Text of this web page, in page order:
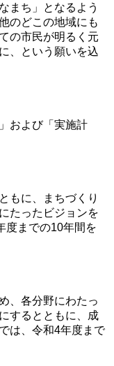
まち」となるよう
のどこの地域にも
の市民が明るく元
、という願いを込
および「実施計
もに、まちづくり
たったビジョンを
度までの10年間を
、各分野にわたっ
するとともに、成
は、令和4年度まで